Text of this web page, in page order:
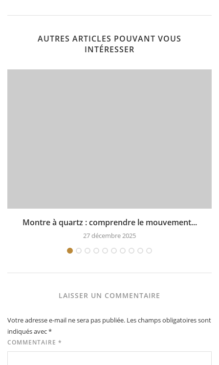
AUTRES ARTICLES POUVANT VOUS
INTÉRESSER
Montre à quartz : comprendre le mouvement...
27 décembre 2025
LAISSER UN COMMENTAIRE
Votre adresse e-mail ne sera pas publiée. Les champs obligatoires sont
indiqués avec*
COMMENTAIRE *